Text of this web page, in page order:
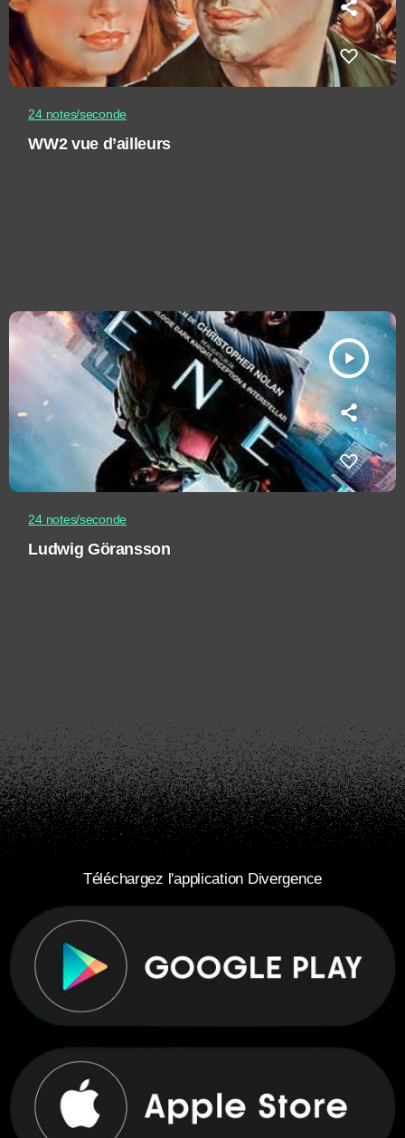
24 notes/seconde
WW2 vue d’ailleurs
play_arrow
24 notes/seconde
Ludwig Göransson
Téléchargez l'application Divergence